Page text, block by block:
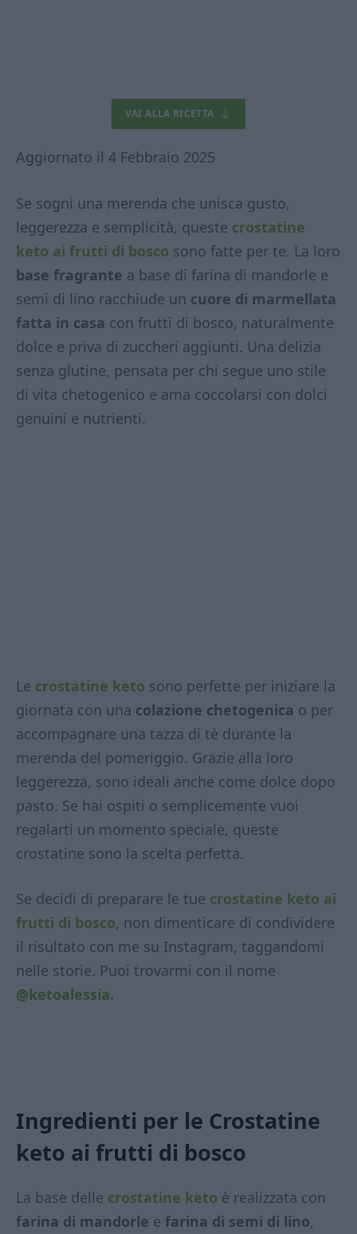
VAI ALLA RICETTA
Aggiornato il 4 Febbraio 2025
Se sogni una merenda che unisca gusto,
leggerezza e semplicità, queste crostatine
keto ai frutti di bosco sono fatte per te. La loro
base fragrante a base di farina di mandorle e
semi di lino racchiude un cuore di marmellata
fatta in casa con frutti di bosco, naturalmente
dolce e priva di zuccheri aggiunti. Una delizia
senza glutine, pensata per chi segue uno stile
di vita chetogenico e ama coccolarsi con dolci
genuini e nutrienti.
Le crostatine keto sono perfette per iniziare la
giornata con una colazione chetogenica o per
accompagnare una tazza di tè durante la
merenda del pomeriggio. Grazie alla loro
leggerezza, sono ideali anche come dolce dopo
pasto. Se hai ospiti o semplicemente vuoi
regalarti un momento speciale, queste
crostatine sono la scelta perfetta.
Se decidi di preparare le tue crostatine keto ai
frutti di bosco, non dimenticare di condividere
il risultato con me su Instagram, taggandomi
nelle storie. Puoi trovarmi con il nome
@ketoalessia.
Ingredienti per le Crostatine
keto ai frutti di bosco
La base delle crostatine keto è realizzata con
farina di mandorle e farina di semi di lino,